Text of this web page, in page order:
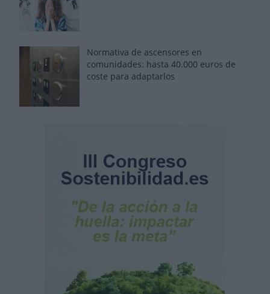
Normativa de ascensores en
comunidades: hasta 40.000 euros de
coste para adaptarlos